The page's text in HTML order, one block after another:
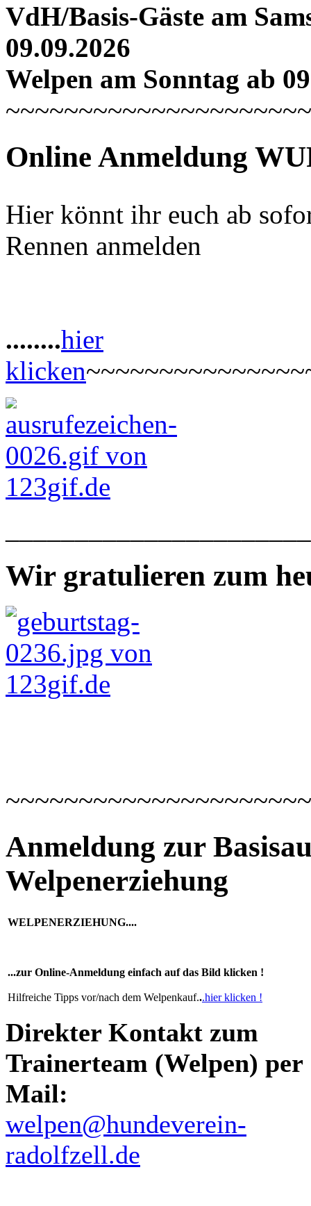
VdH/Basis-Gäste am
09.09.2026
Welpen am Sonntag ab
Online Anmeldung
Hier könnt ihr euch ab
Rennen anmelden
........hier
klicken
Wir gratulieren zum
Anmeldung zur
Welpenerziehung
WELPENERZIEHUNG....
...zur Online-Anmeldung einfach auf das Bild klicken !
Hilfreiche Tipps vor/nach dem Welpenkauf...hier klicken !
Direkter Kontakt zum
Trainerteam (Welpen) per
Mail:
welpen@hundeverein-
radolfzell.de